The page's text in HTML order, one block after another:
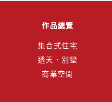
作品總覽
集合式住宅
透天．別墅
商業空間